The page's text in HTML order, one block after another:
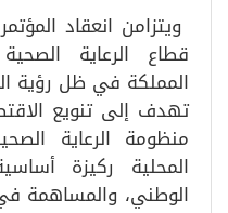
ويتزامن انعقاد
قطاع الرعاية
تهدف إلى تنويع
منظومة الرعاية
المحلية ركيزة
الوطني، والمساهمة